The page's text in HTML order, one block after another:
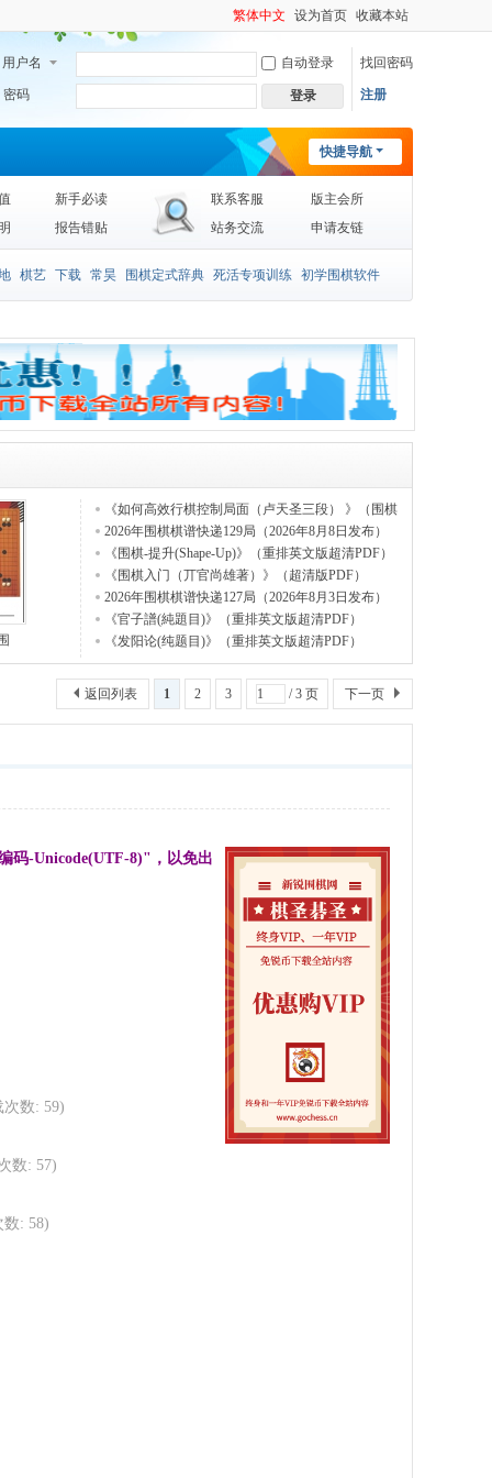
繁体中文 设为首页 收藏本站
用户名 自动登录 找回密码
密码 登录 注册
快捷导航
新手必读
报告错贴
联系客服
版主会所
站务交流
申请友链
棋艺 下载 常昊 围棋定式辞典 死活专项训练 初学围棋软件
《如何高效行棋控制局面（卢天圣三段） 》（围棋
视频1
2026年围棋棋谱快递129局（2026年8月8日发布）
《围棋-提升(Shape-Up)》（重排英文版超清PDF）
《围棋入门（丌官尚雄著）》（超清版PDF）
2026年围棋棋谱快递127局（2026年8月3日发布）
《官子譜(純題目)》（重排英文版超清PDF）
《发阳论(纯题目)》（重排英文版超清PDF）
1 2 3 / 3 页 下一页
返回列表
码-Unicode(UTF-8)"，以免出
数: 59)
数: 57)
: 58)